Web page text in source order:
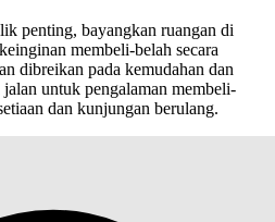
penting, bayangkan ruangan di
membeli-belah secara
dibreikan pada kemudahan dan
untuk pengalaman membeli-
dan kunjungan berulang.